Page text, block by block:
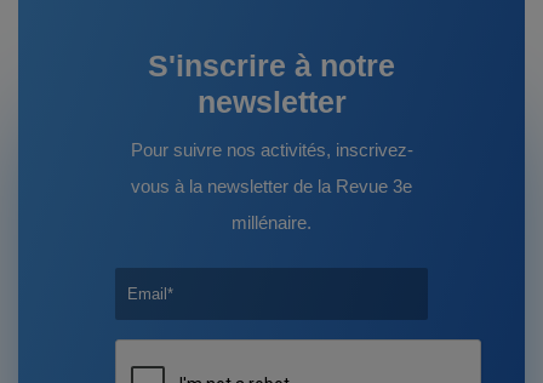
S'inscrire à notre
newsletter
Pour suivre nos activités, inscrivez-
vous à la newsletter de la Revue 3e
millénaire.